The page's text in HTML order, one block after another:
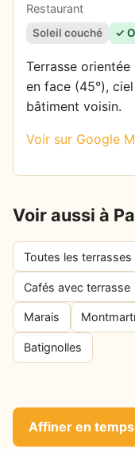
Restaurant
Soleil couché ✓
Terrasse
en face (45°),
bâtiment voisin.
Voir sur Google
Voir aussi à
Toutes les terrasses
Cafés avec terrasse
Marais
Batignolles
Affiner en